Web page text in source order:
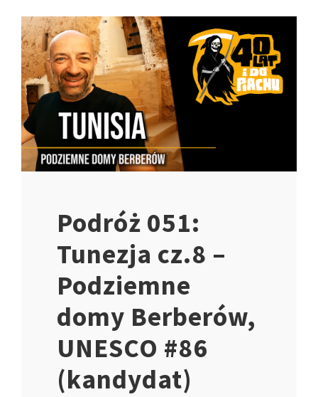
Podróż 051:
Tunezja cz.8 –
Podziemne
domy Berberów,
UNESCO #86
(kandydat)